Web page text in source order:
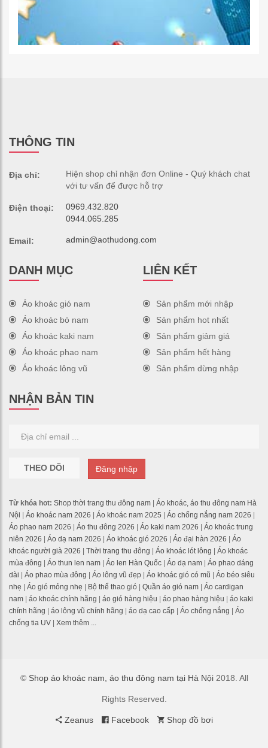
THÔNG TIN
Địa chỉ:
Hiện shop chỉ nhận đơn Online - Quý khách chat
với tư vấn để được hỗ trợ
Điện thoại:
0969.432.820
0944.065.285
Email: admin@aothudong.com
DANH MỤC
Áo khoác gió nam
Áo khoác bò nam
Áo khoác kaki nam
Áo khoác phao nam
Áo khoác lông vũ
LIÊN KẾT
Sản phẩm mới nhập
Sản phẩm hot nhất
Sản phẩm giảm giá
Sản phẩm hết hàng
Sản phẩm dừng nhập
NHẬN BẢN TIN
THEO DÕI Đăng nhập
Từ khóa hot: Shop thời trang thu đông nam | Áo khoác, áo thu đông nam Hà
Nội | Áo khoác nam 2026 | Áo khoác nam 2025 | Áo chống nắng nam 2026 |
Áo phao nam 2026 | Áo thu đông 2026 | Áo kaki nam 2026 | Áo khoác trung
niên 2026 | Áo dạ nam 2026 | Áo khoác gió 2026 | Áo đại hàn 2026 | Áo
khoác người già 2026 | Thời trang thu đông | Áo khoác lót lông | Áo khoác
mùa đông | Áo thun len nam | Áo len Hàn Quốc | Áo dạ nam | Áo phao dáng
dài | Áo phao mùa đông | Áo lông vũ đẹp | Áo khoác gió có mũ | Áo béo siêu
nhẹ | Áo gió mỏng nhẹ | Bộ thể thao gió | Quần áo gió nam | Áo cardigan
nam | áo khoác chính hãng | áo gió hàng hiệu | áo phao hàng hiệu | áo kaki
chính hãng | áo lông vũ chính hãng | áo dạ cao cấp | Áo chống nắng | Áo
chống tia UV | Xem thêm ...
© Shop áo khoác nam, áo thu đông nam tại Hà Nội2018. All
Rights Reserved.
Zeanus Facebook Shop đồ bơi